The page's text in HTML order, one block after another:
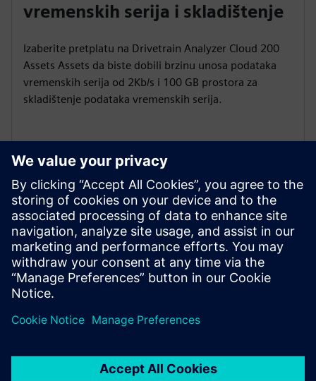
vremenskih serija i skladištenje
Izaberite pretplatu na Drivetrain Analyzer Cloud 200
Assets Assets da biste dobili brzinu unosa podataka
vremenskih serija od 2Kb/s i 100 GB prostora za
skladištenje podataka vremenskih serija.
Moduli događaja
Paket Drivetrain Analyzer Cloud 200 Assets Assets
uključuje 200 modula događaja koji sadrže po 1000
događaja svaki.